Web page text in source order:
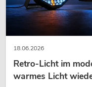
18.06.2026
Retro-Licht im
warmes Licht